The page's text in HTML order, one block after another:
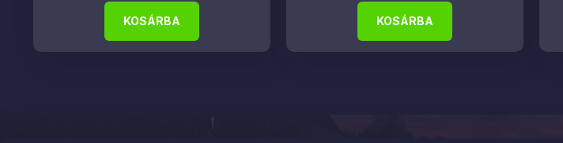
KOSÁRBA KOSÁRBA